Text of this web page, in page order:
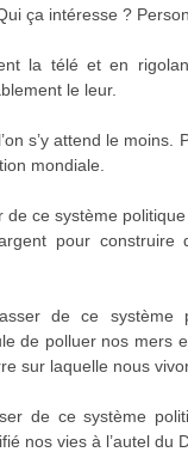
ça intéresse ?
la télé et en
le leur.
s’y attend le moins.
mondiale.
ce système
pour
de ce système
de polluer nos mers
sur laquelle nous
de ce système
nos vies à l’autel du